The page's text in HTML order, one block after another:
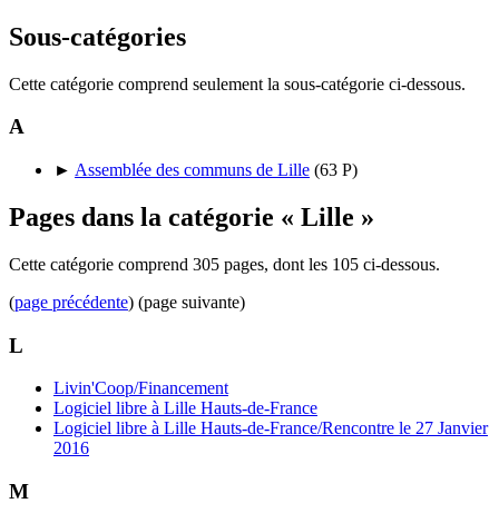
Sous-catégories
Cette catégorie comprend seulement la sous-catégorie ci-dessous.
A
► Assemblée des communs de Lille (63 P)
Pages dans la catégorie « Lille »
Cette catégorie comprend 305 pages, dont les 105 ci-dessous.
(page précédente) (page suivante)
L
Livin'Coop/Financement
Logiciel libre à Lille Hauts-de-France
Logiciel libre à Lille Hauts-de-France/Rencontre le 27 Janvier
2016
M